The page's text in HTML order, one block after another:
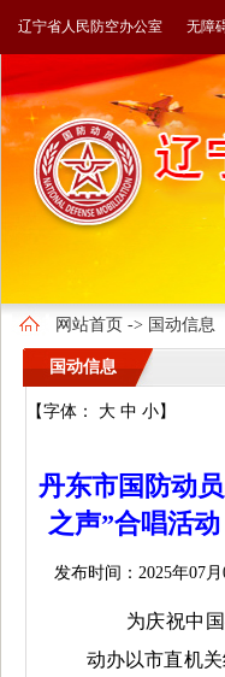
辽宁省人民政府
辽宁省人民防空办公室 无障
网站首页 -> 国动信息
国动信息
【字体： 大 中 小】
丹东市国防动
之声”合唱活
发布时间：2025年07
为庆祝中
动办以市直机